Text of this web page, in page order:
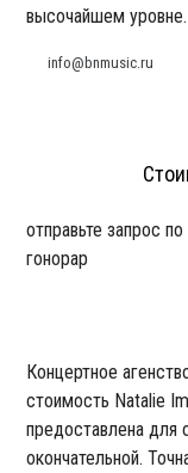
высочайшем уровне.
info@bnmusic.ru
отправьте запрос
гонорар
Концертное
стоимость Natalie
предоставлена для
окончательной.